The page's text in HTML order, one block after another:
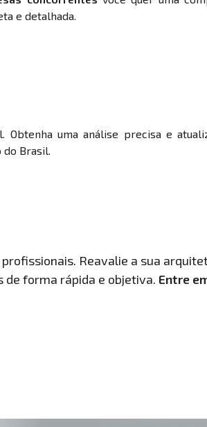
e detalhada.
uma análise precisa e
do Brasil.
Reavalie a sua
de forma rápida e objetiva. Entre